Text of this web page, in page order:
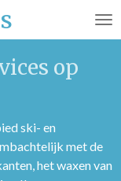
op
ski- en
met de
het waxen van